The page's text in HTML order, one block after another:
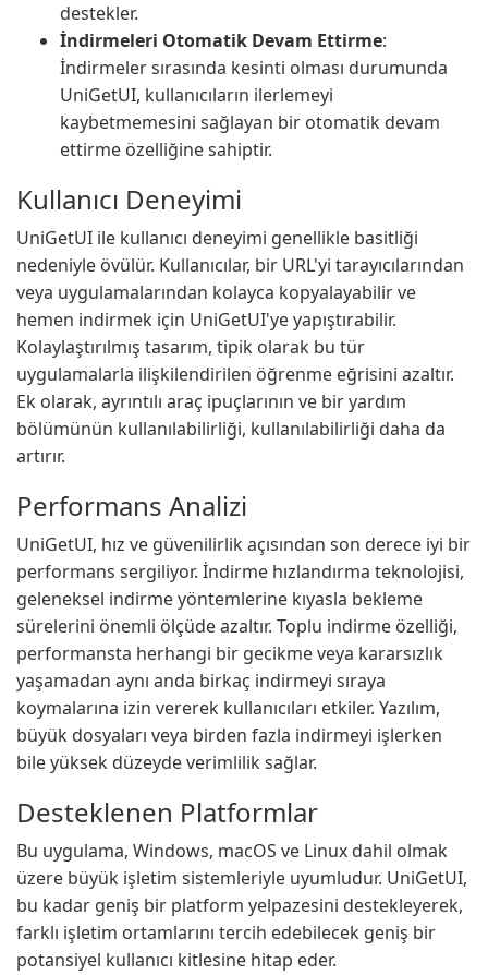
destekler.
İndirmeleri Otomatik Devam Ettirme:
İndirmeler sırasında kesinti olması durumunda
UniGetUI, kullanıcıların ilerlemeyi
kaybetmemesini sağlayan bir otomatik devam
ettirme özelliğine sahiptir.
Kullanıcı Deneyimi
UniGetUI ile kullanıcı deneyimi genellikle basitliği
nedeniyle övülür. Kullanıcılar, bir URL'yi tarayıcılarından
veya uygulamalarından kolayca kopyalayabilir ve
hemen indirmek için UniGetUI'ye yapıştırabilir.
Kolaylaştırılmış tasarım, tipik olarak bu tür
uygulamalarla ilişkilendirilen öğrenme eğrisini azaltır.
Ek olarak, ayrıntılı araç ipuçlarının ve bir yardım
bölümünün kullanılabilirliği, kullanılabilirliği daha da
artırır.
Performans Analizi
UniGetUI, hız ve güvenilirlik açısından son derece iyi bir
performans sergiliyor. İndirme hızlandırma teknolojisi,
geleneksel indirme yöntemlerine kıyasla bekleme
sürelerini önemli ölçüde azaltır. Toplu indirme özelliği,
performansta herhangi bir gecikme veya kararsızlık
yaşamadan aynı anda birkaç indirmeyi sıraya
koymalarına izin vererek kullanıcıları etkiler. Yazılım,
büyük dosyaları veya birden fazla indirmeyi işlerken
bile yüksek düzeyde verimlilik sağlar.
Desteklenen Platformlar
Bu uygulama, Windows, macOS ve Linux dahil olmak
üzere büyük işletim sistemleriyle uyumludur. UniGetUI,
bu kadar geniş bir platform yelpazesini destekleyerek,
farklı işletim ortamlarını tercih edebilecek geniş bir
potansiyel kullanıcı kitlesine hitap eder.